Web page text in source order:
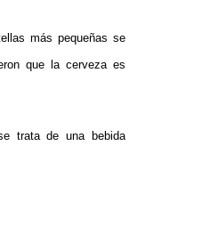
más pequeñas se
que la cerveza es
trata de una bebida